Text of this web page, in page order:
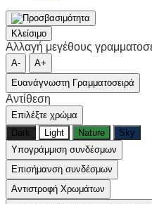
Κλείσιμο
Αλλαγή μεγέθους
A-
A+
Ευανάγνωστη Γραμματοσειρά
Αντίθεση
Επιλέξτε χρώμα
Dark
Light Nature
Sky
Υπογράμμιση συνδέσμων
Επισήμανση συνδέσμων
Αντιστροφή Χρωμάτων